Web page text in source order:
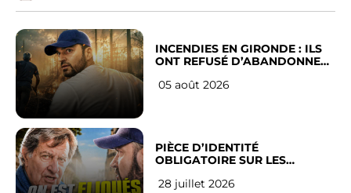
INCENDIES EN GIRONDE : ILS
ONT REFUSÉ D’ABANDONNER
05 août 2026
PIÈCE D’IDENTITÉ
OBLIGATOIRE SUR LES
Français
28 juillet 2026